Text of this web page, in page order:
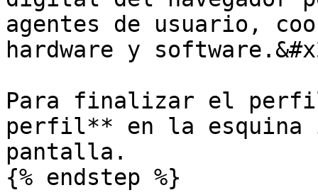
agentes de usuario,
hardware y
Para finalizar el
perfil** en la esquina
pantalla.
{% endstep %}